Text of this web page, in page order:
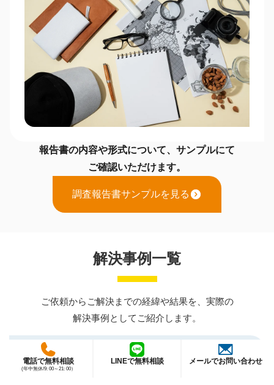
報告書の内容や形式について、サンプルにて
ご確認いただけます。
調査報告書サンプルを見る
解決事例一覧
ご依頼からご解決までの経緯や結果を、実際の
解決事例としてご紹介します。
【完全成功報酬で解決】横浜で元交際相手と遠方旅
電話で無料相談
(年中無休/9: 00～21: 00）
LINEで無料相談 メールでお問い合わせ